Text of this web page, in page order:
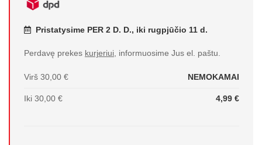
Pristatysime PER 2 D. D., iki rugpjūčio 11 d.
Perdavę prekes kurjeriui, informuosime Jus el. paštu.
Virš 30,00 € NEMOKAMAI
Iki 30,00 € 4,99 €